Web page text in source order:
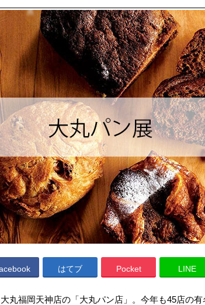
はてブ Pocket LINE
丸福岡天神店の「大丸パン店」。今年も45店の